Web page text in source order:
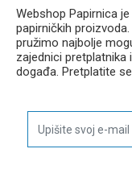
Webshop Papirnica
papirničkih
pružimo najbolje
zajednici
događa. Pretplatite